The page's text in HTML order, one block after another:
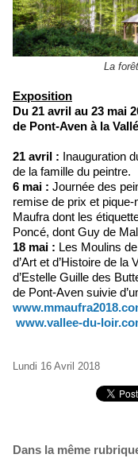
La
Exposition
Du 21 avril au 23 mai
de Pont-Aven à la
21 avril : Inauguration
de la famille du peintre.
6 mai : Journée des
remise de prix et
Maufra dont les
Poncé, dont Guy de
18 mai : Les Moulins
d’Art et d’Histoire de la
d’Estelle Guille des
de Pont-Aven suivie
www.vallee-du-
Lundi 16 Avril 2018
Dans la même